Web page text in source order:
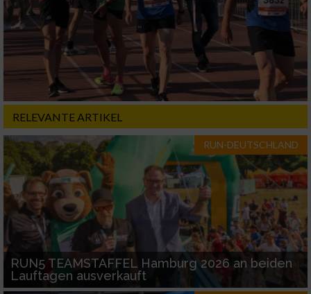
RELEVANTE ARTIKEL
RUN-DEUTSCHLAND
RUN5 TEAMSTAFFEL Hamburg 2026 an beiden
Lauftagen ausverkauft